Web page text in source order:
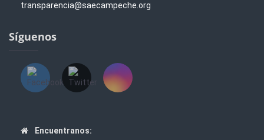
transparencia@saecampeche.org
Síguenos
Encuentranos: